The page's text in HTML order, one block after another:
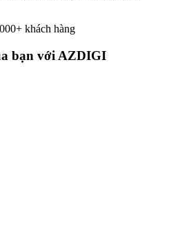
khách hàng
bạn với AZDIGI